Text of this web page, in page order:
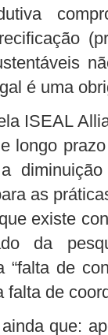
é uma
ISEAL
longo
as
existe
da
“falta de
de
que: